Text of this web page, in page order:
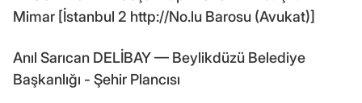
Mimar [İstanbul 2 http://No.lu Barosu (Avukat)]
Anıl Sarıcan DELİBAY — Beylikdüzü Belediye
Başkanlığı - Şehir Plancısı